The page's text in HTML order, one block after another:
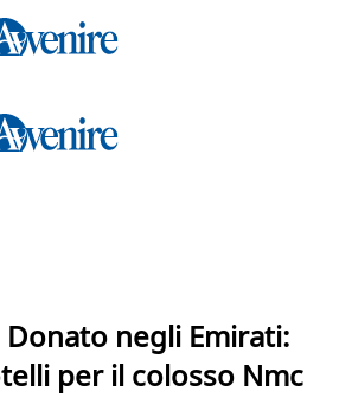
Donato negli Emirati:
per il colosso Nmc